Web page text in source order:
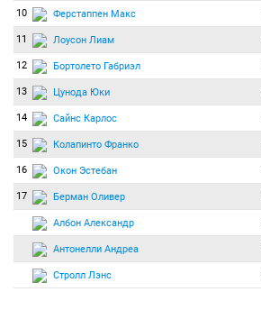
10 Ферстаппен Макс
11 Лоусон Лиам
12 Бортолето Габриэл
13 Цунода Юки
14 Сайнс Карлос
15 Колапинто Франко
16 Окон Эстебан
17 Берман Оливер
Албон Александр
Антонелли Андреа
Стролл Лэнс